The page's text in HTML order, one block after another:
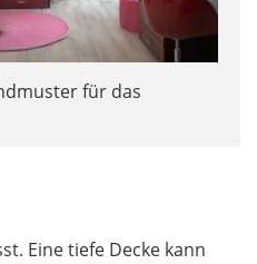
für das
Eine tiefe Decke kann